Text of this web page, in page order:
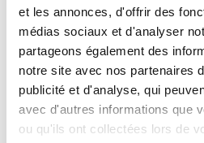
et les annonces, d'offrir des
médias sociaux et d'analyser
partageons également des
notre site avec nos partenaires
publicité et d'analyse, qui
avec d'autres informations que
ou qu'ils ont collectées lors de